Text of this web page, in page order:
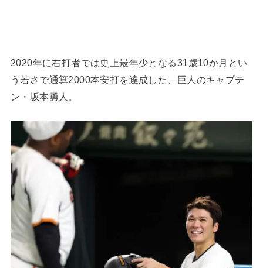
2020年に右打者では史上最年少となる31歳10か月とい
う若さで通算2000本安打を達成した、巨人のキャプテ
ン・坂本勇人。